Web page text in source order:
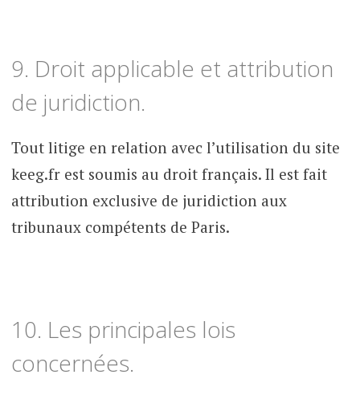
9. Droit applicable et attribution
de juridiction.
Tout litige en relation avec l’utilisation du site
keeg.fr est soumis au droit français. Il est fait
attribution exclusive de juridiction aux
tribunaux compétents de Paris.
10. Les principales lois
concernées.